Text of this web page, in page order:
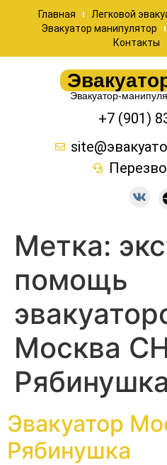
Главная Легковой
Эвакуатор манипулятор
Контакты
Эвакуатор-
+7 (901)
Метка:
помощь
Москва
Рябинушка
Эвакуатор
Рябинушка